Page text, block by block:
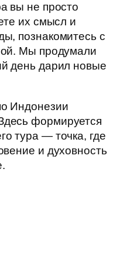
вы не просто
их смысл и
познакомитесь с
Мы продумали
день дарил новые
Индонезии
формируется
тура — точка, где
и духовность